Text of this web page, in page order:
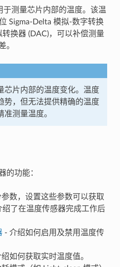
于测量芯片内部的温度。该温
Sigma-Delta 模拟-数字转换
换器 (DAC)，可以补偿测量
。
芯片内部的温度变化。温度
势，但无法提供精确的温度
测量温度。
的功能：
数，设置这些参数可以获取
了在温度传感器完成工作后
- 介绍如何启用及禁用温度传
如何获取实时温度值。